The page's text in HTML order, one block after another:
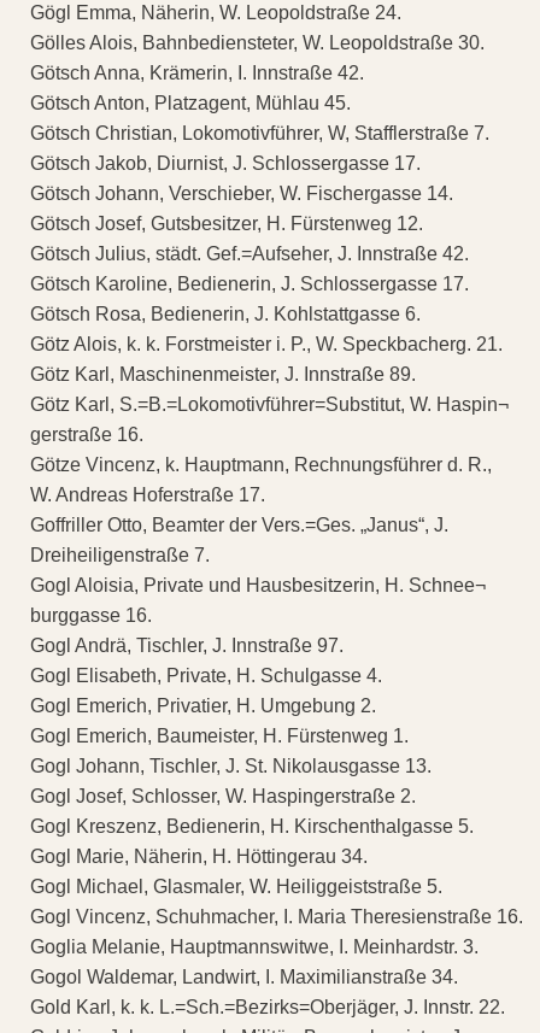
Gögl Emma, Näherin, W. Leopoldstraße 24.
Gölles Alois, Bahnbediensteter, W. Leopoldstraße 30.
Götsch Anna, Krämerin, I. Innstraße 42.
Götsch Anton, Platzagent, Mühlau 45.
Götsch Christian, Lokomotivführer, W, Stafflerstraße 7.
Götsch Jakob, Diurnist, J. Schlossergasse 17.
Götsch Johann, Verschieber, W. Fischergasse 14.
Götsch Josef, Gutsbesitzer, H. Fürstenweg 12.
Götsch Julius, städt. Gef.=Aufseher, J. Innstraße 42.
Götsch Karoline, Bedienerin, J. Schlossergasse 17.
Götsch Rosa, Bedienerin, J. Kohlstattgasse 6.
Götz Alois, k. k. Forstmeister i. P., W. Speckbacherg. 21.
Götz Karl, Maschinenmeister, J. Innstraße 89.
Götz Karl, S.=B.=Lokomotivführer=Substitut, W. Haspin¬
gerstraße 16.
Götze Vincenz, k. Hauptmann, Rechnungsführer d. R.,
W. Andreas Hoferstraße 17.
Goffriller Otto, Beamter der Vers.=Ges. „Janus“, J.
Dreiheiligenstraße 7.
Gogl Aloisia, Private und Hausbesitzerin, H. Schnee¬
burggasse 16.
Gogl Andrä, Tischler, J. Innstraße 97.
Gogl Elisabeth, Private, H. Schulgasse 4.
Gogl Emerich, Privatier, H. Umgebung 2.
Gogl Emerich, Baumeister, H. Fürstenweg 1.
Gogl Johann, Tischler, J. St. Nikolausgasse 13.
Gogl Josef, Schlosser, W. Haspingerstraße 2.
Gogl Kreszenz, Bedienerin, H. Kirschenthalgasse 5.
Gogl Marie, Näherin, H. Höttingerau 34.
Gogl Michael, Glasmaler, W. Heiliggeiststraße 5.
Gogl Vincenz, Schuhmacher, I. Maria Theresienstraße 16.
Goglia Melanie, Hauptmannswitwe, I. Meinhardstr. 3.
Gogol Waldemar, Landwirt, I. Maximilianstraße 34.
Gold Karl, k. k. L.=Sch.=Bezirks=Oberjäger, J. Innstr. 22.